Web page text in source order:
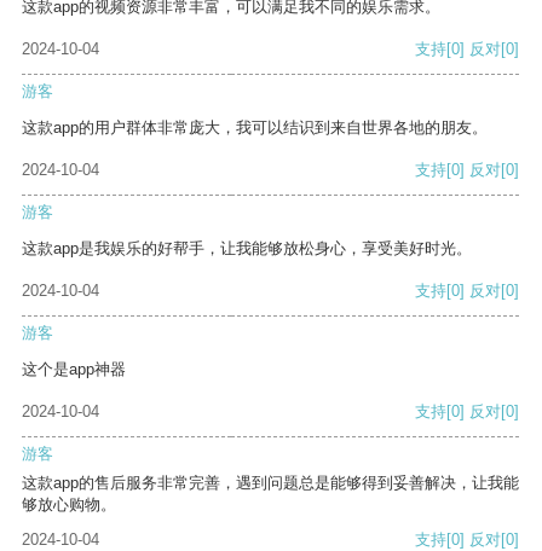
这款app的视频资源非常丰富，可以满足我不同的娱乐需求。
2024-10-04 支持[0] 反对[0]
游客
这款app的用户群体非常庞大，我可以结识到来自世界各地的朋友。
2024-10-04 支持[0] 反对[0]
游客
这款app是我娱乐的好帮手，让我能够放松身心，享受美好时光。
2024-10-04 支持[0] 反对[0]
游客
这个是app神器
2024-10-04 支持[0] 反对[0]
游客
这款app的售后服务非常完善，遇到问题总是能够得到妥善解决，让我能
够放心购物。
2024-10-04
支持[0] 反对[0]